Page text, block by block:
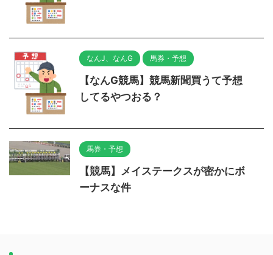
なんJ、なんG 馬券・予想
【なんG競馬】競馬新聞買うて予想
してるやつおる？
馬券・予想
【競馬】メイステークスが密かにボ
ーナスな件